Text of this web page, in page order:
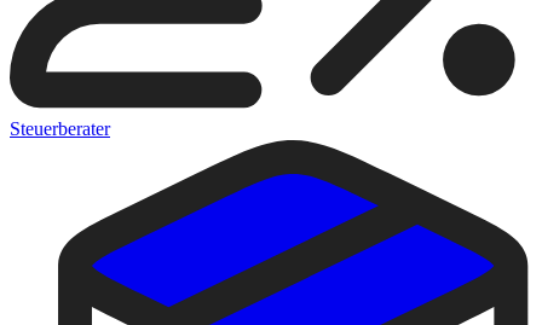
Steuerberater